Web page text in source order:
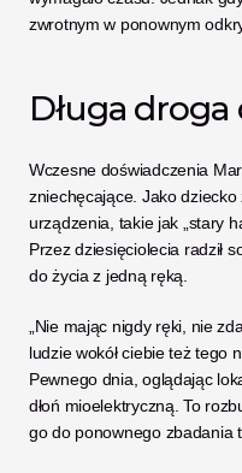
zwrotnym w ponownym
Długa
Wczesne doświadczenia
zniechęcające. Jako dziecko
urządzenia, takie jak „stary
Przez dziesięciolecia radził
do życia z jedną ręką.
„Nie mając nigdy ręki, nie
ludzie wokół ciebie też tego
Pewnego dnia, oglądając
dłoń mioelektryczną. To
go do ponownego zbadania